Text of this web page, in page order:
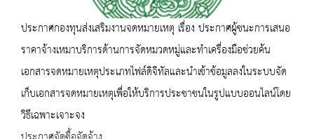
ประกาศกองทุนส่งเสริมงานจดหมายเหตุ เรื่อง ประกาศผู้ชนะการเสนอ
ราคาจ้างเหมาบริการด้านการจัดหมวดหมู่และทำเครื่องมือช่วยค้น
เอกสารจดหมายเหตุประเภทไฟล์ดิจิทัลและนำเข้าข้อมูลลงในระบบจัด
เก็บเอกสารจดหมายเหตุเพื่อให้บริการประชาชนในรูปแบบออนไลน์โดย
วิธีเฉพาะเจาะจง